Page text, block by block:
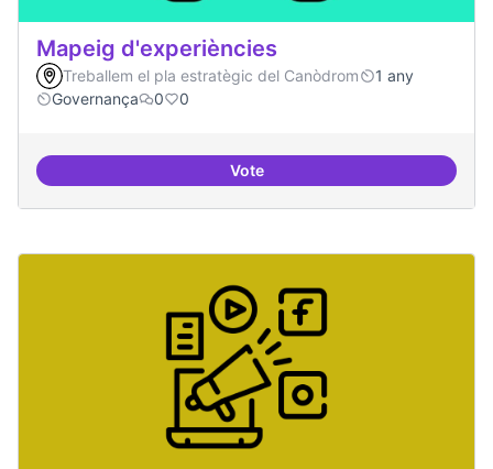
Mapeig d'experiències
Treballem el pla estratègic del Canòdrom
1 any
Governança
0 0
VoteMapeig d'experiències